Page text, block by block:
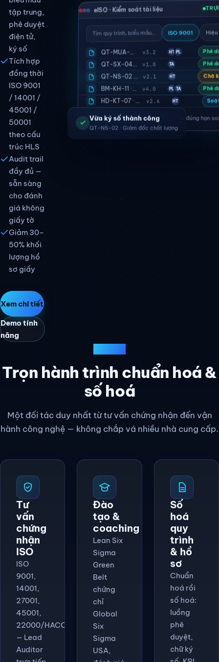
tập trung,
phê duyệt
điện tử,
ký số
Tích hợp
đồng thời
ISO 9001
/ 14001 /
45001 /
50001
theo cấu
trúc HLS
Audit trail
đầy đủ —
sẵn sàng
cho đánh
giá không
giấy tờ
Giảm 30–
50% khối
lượng hồ
sơ giấy
Xem chi tiết
Demo tính
năng
eISO · Kiểm soát tài liệu
Tìm quy trình, biểu mẫu… ISO 9001
QT-MUA-01 · Quy trình mua hàng v3.2 HT PL Phê
QT-SX-04 · Kiểm soát sản xuất v1.0 TA Phê
QT-NS-02 · Tuyển dụng nhân sự v2.1 HT Chờ
BM-KH-11 · Biểu mẫu khách hàng v4.0 PL TA Phê
HD-KT-07 · Hướng dẫn kiểm tra v2.4 HT
94% tài liệu đúng hạn
Vừa ký số thành công
QT-NS-02 · Giám đốc chất lượng
Trọn hành trình chuẩn hoá &
số hoá
Một đối tác duy nhất từ tư vấn chứng nhận đến vận
hành công nghệ — không chắp vá nhiều nhà cung cấp.
Tư
vấn
chứng
nhận
ISO
ISO
9001,
14001,
27001,
45001,
22000/HACCP
— Lead
Auditor
Đào
tạo &
coaching
Lean Six
Sigma
Green
Belt
chứng
chỉ
Global
Six
Sigma
USA,
Số
hoá
quy
trình
& hồ
sơ
Chuẩn
hoá rồi
số hoá:
luồng
phê
duyệt,
chữ ký